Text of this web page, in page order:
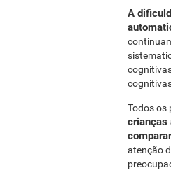
A
Todos os
crianças
atenção